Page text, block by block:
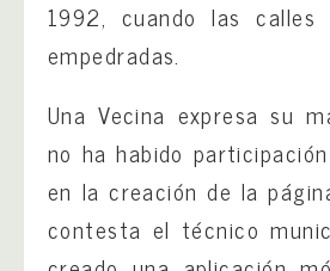
1992, cuando las
empedradas.
Una Vecina expresa su
no ha habido
en la creación de la
contesta el técnico